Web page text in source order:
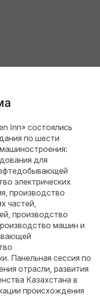
Inn» состоялись
по шести
для
электрических
производство
частей,
производство
машин и
Панельная сессия по
отрасли, развития
Казахстана в
происхождения